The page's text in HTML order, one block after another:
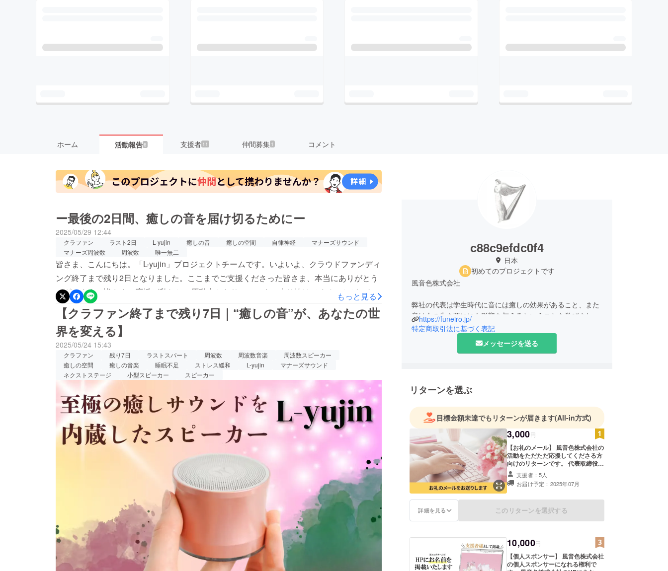
ホーム 活動報告6 支援者 11 仲間募集 1 コメント
ー最後の2日間、癒しの音を届け切るためにー
2025/05/29 12:44
クラファン ラスト2日 L-yujin 癒しの音 癒しの空間 自律神経
マナーズサウンド
マナーズ周波数
周波数 唯一無二
皆さま、こんにちは。「L-yujin」プロジェクトチームです。いよいよ、クラウドファンディ
ング終了まで残り2日となりました。ここまでご支援くださった皆さま、本当にありがとう
ございます。皆さまの応援が私たちの原動力となり、ここまで走り抜けてくることができま
した。yujin氏の独特な音楽制作手法は、東大はじめ様々な機関で科学的に評価されてお
り、リラクゼーション効果が確認されてます。特に不眠症に苦しむ経営者からのオーダーも
多く、彼の作る音楽は沢山の奇跡をおこしてます。背骨の痛みが消えた、つわりが軽減し
た、犬がおとなしくなった、、など他にも沢山の感謝の声が届いてます。唯一無二の彼しか
有しない、彼自身の声や口の音の素材を特殊な技術で繊細に編集しております。更に今回は
彼の奇跡の音だけでなく、オーラの澱みや歪みを取り除くマナーズ周波数をプラス。本来の
美しい状態に調整する波長や心のストレスや緊張を和らげ、精神的にリラックスした状態へ
と導き、心身のエネルギーや活力を促進することで、"究極の癒し空間"をご提供できる音楽
となっております。この癒しの音が、必要としている方に少しでも多く届きますように。ど
うか最後までお力をお貸しください！！宜しくお願い申し上げます！
もっと見る
【クラファン終了まで残り7日｜“癒しの音”が、あなたの世
界を変える】
2025/05/24 15:43
クラファン 残り7日 ラストスパート 周波数 周波数音楽
周波数スピーカー
癒しの空間
癒しの音楽 睡眠不足 ストレス緩和 L-yujin
マナーズサウンド
ネクストステージ
小型スピーカー スピーカー
c88c9efdc0f4
日本
初めてのプロジェクトです
風音色株式会社
弊社の代表は学生時代に音には癒しの効果があること、また
音は人の生き死ににも影響を与えるということを学びまし
た。
その音を中心に食の大切さ、色、香りと五感を整えることで
本来の自分を取り戻し健康長寿に貢献することを確信、弊社
の癒し空間を体験いただけるヴィラも2025年3月、神の島 壱
人生の最後まで好きなことを好きと言える人生、生涯現役で
笑顔溢れる日々を送っていただけますよう皆様の人生の扉を
開くお手伝いができましたら幸いです。
https://funeiro.jp/
特定商取引法に基づく表記
メッセージを送る
リターンを選ぶ
目標金額未達でもリターンが届きます(All-in方式)
3,000円
【お礼のメール】 風音色株式会社の
活動をただただ応援してくださる方
向けのリターンです。 代表取締役の
宮崎都よりお礼のメールをお送りさ
せていただきます。 上乗せ支援大歓
迎です。
支援者：5人
お届け予定：2025年07月
詳細を見る このリターンを選択する
10,000円
【個人スポンサー】 風音色株式会社
の個人スポンサーになれる権利で